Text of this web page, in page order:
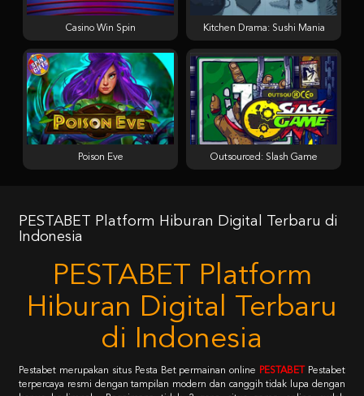
Casino Win Spin
Poison Eve Outsourced: Slash Game
Kitchen Drama: Sushi Mania
PESTABET Platform Hiburan Digital Terbaru di
Indonesia
PESTABET Platform
Hiburan Digital Terbaru
di Indonesia
Pestabet merupakan situs Pesta Bet permainan online PESTABET
Pestabet
terpercaya resmi dengan tampilan modern dan canggih tidak lupa dengan